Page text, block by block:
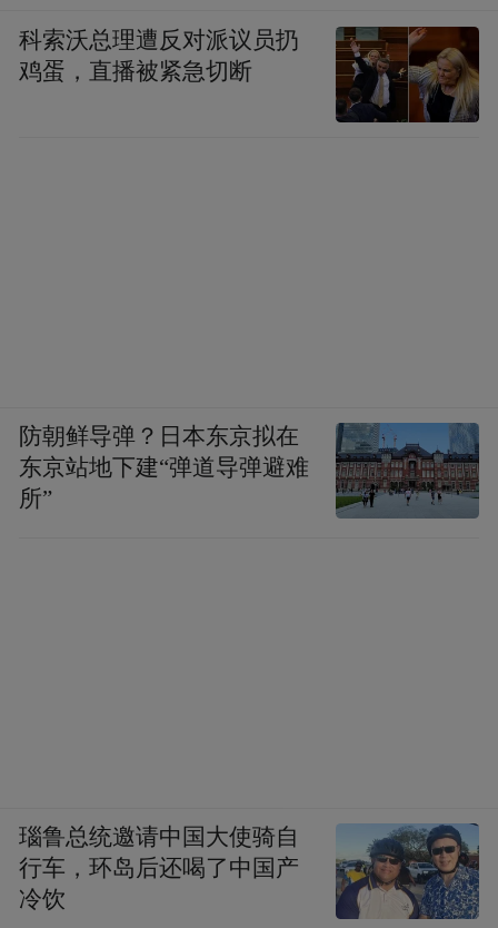
科索沃总理遭反对派议员扔
鸡蛋，直播被紧急切断
防朝鲜导弹？日本东京拟在
东京站地下建“弹道导弹避难
所”
瑙鲁总统邀请中国大使骑自
行车，环岛后还喝了中国产
冷饮